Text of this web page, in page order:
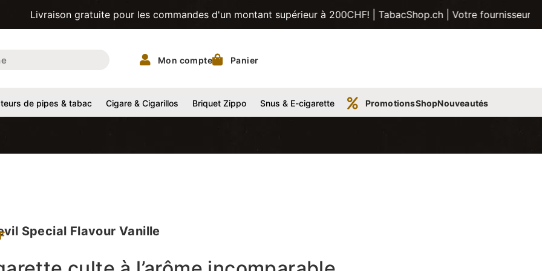
gratuite pour les commandes d'un montant supérieur à 200CHF! | TabacShop.ch | Votre fournisseur de tabac,
Mon compte Panier
de pipes & tabac Cigare & Cigarillos Briquet Zippo Snus & E-cigarette PromotionsShopNouveautés
Special Flavour Vanille